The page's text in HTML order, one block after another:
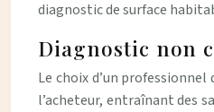
diagnostic de surface
Diagnostic non
Le choix d’un
l’acheteur, entraînant des